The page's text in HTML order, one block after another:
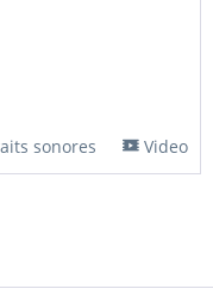
sonores Video